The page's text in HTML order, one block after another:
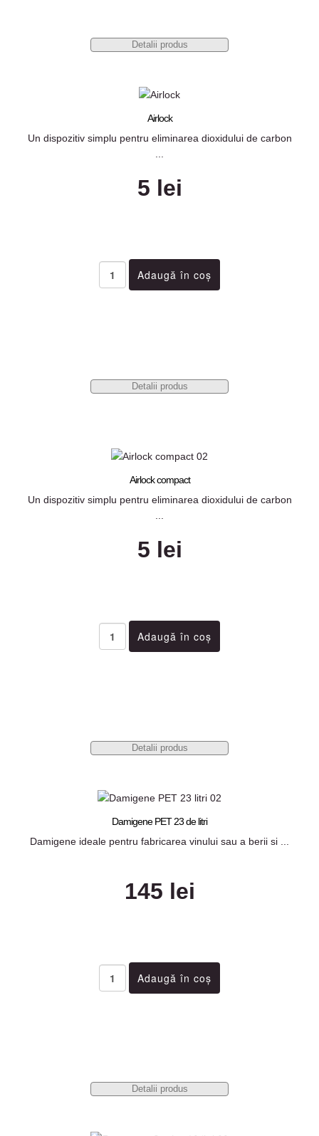
Detalii produs
Airlock
Un dispozitiv simplu pentru eliminarea dioxidului de carbon
5 lei
Detalii produs
Airlock compact
Un dispozitiv simplu pentru eliminarea dioxidului de carbon
5 lei
Detalii produs
Damigene PET 23 de litri
Damigene ideale pentru fabricarea vinului sau a berii si ...
145 lei
Detalii produs